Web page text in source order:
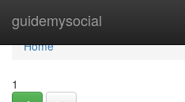
guidemysocial
Home
Home
1